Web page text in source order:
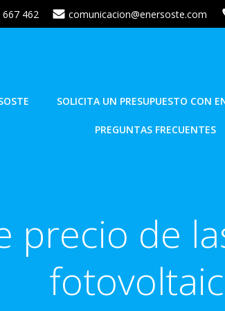
667 462 comunicacion@enersoste.com
SOLICITA UN PRESUPUESTO CON
PREGUNTAS FRECUENTES
precio de